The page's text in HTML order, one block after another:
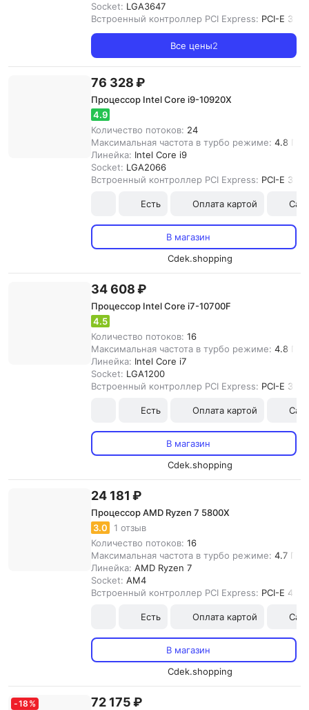
Socket: LGA3647
Встроенный контроллер PCI Express: PCI-E 3.0
Все цены2
76 328 ₽
Процессор Intel Core i9-10920X
4.9
Количество потоков: 24
Максимальная частота в турбо режиме: 4.8 ГГц
Линейка: Intel Core i9
Socket: LGA2066
Встроенный контроллер PCI Express: PCI-E 3.0
Есть Оплата картой
В магазин
Cdek.shopping
34 608 ₽
Процессор Intel Core i7-10700F
4.5
Количество потоков: 16
Максимальная частота в турбо режиме: 4.8 ГГц
Линейка: Intel Core i7
Socket: LGA1200
Встроенный контроллер PCI Express: PCI-E 3.0
Есть Оплата картой
В магазин
Cdek.shopping
24 181 ₽
Процессор AMD Ryzen 7 5800X
3.0
1 отзыв
Количество потоков: 16
Максимальная частота в турбо режиме: 4.7 ГГц
Линейка: AMD Ryzen 7
Socket: AM4
Встроенный контроллер PCI Express: PCI-E 4.0
Есть Оплата картой
В магазин
Cdek.shopping
-18 % 72 175 ₽